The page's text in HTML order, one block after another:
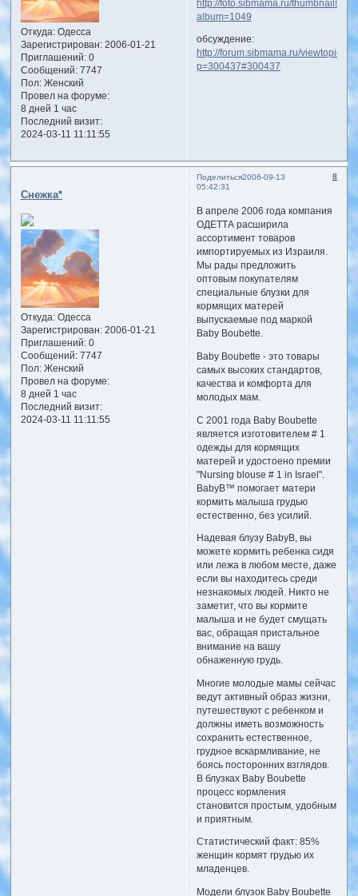
Откуда:Одесса
Зарегистрирован: 2006-01-21
Приглашений:0
Сообщений:7747
Пол:Женский
Провел на форуме:
8 дней 1 час
Последний визит:
2024-03-11 11:11:55
http://foto.sibmama.ru/
album=1049
обсуждение:
http://forum.sibmama.ru/
p=300437#300437
Поделиться 8
2006-09-13
05:42:31
Снежка*
Откуда:Одесса
Зарегистрирован: 2006-01-21
Приглашений:0
Сообщений:7747
Пол:Женский
Провел на форуме:
8 дней 1 час
Последний визит:
2024-03-11 11:11:55
В апреле 2006 года компания
ОДЕТТА расширила
ассортимент товаров
импортируемых из Израиля.
Мы рады предложить
оптовым покупателям
специальные блузки для
кормящих матерей
выпускаемые под маркой
Baby Boubette.
Baby Boubette - это товары
самых высоких стандартов,
качества и комфорта для
молодых мам.
С 2001 года Baby Boubette
является изготовителем # 1
одежды для кормящих
матерей и удостоено премии
"Nursing blouse # 1 in Israel".
BabyB™ помогает матери
кормить малыша грудью
естественно, без усилий.
Надевая блузу BabyB, вы
можете кормить ребенка сидя
или лежа в любом месте, даже
если вы находитесь среди
незнакомых людей. Никто не
заметит, что вы кормите
малыша и не будет смущать
вас, обращая пристальное
внимание на вашу
обнаженную грудь.
Многие молодые мамы сейчас
ведут активный образ жизни,
путешествуют с ребенком и
должны иметь возможность
сохранить естественное,
грудное вскармливание, не
боясь посторонних взглядов.
В блузках Baby Boubette
процесс кормления
становится простым, удобным
и приятным.
Статистический факт: 85%
женщин кормят грудью их
младенцев.
Модели блузок Baby Boubette